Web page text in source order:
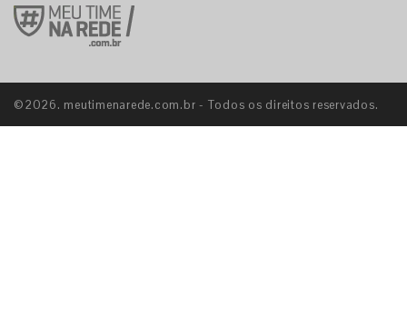
©2026. meutimenarede.com.br - Todos os direitos reservados.